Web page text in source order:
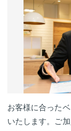
お客様に合った
いたします。ご